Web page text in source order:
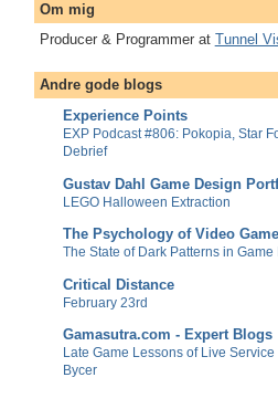
Om mig
Producer & Programmer at Tunnel
Andre gode blogs
Experience Points
EXP Podcast #806: Pokopia, Star
Debrief
Gustav Dahl Game Design
LEGO Halloween Extraction
The Psychology of Video
The State of Dark Patterns in
Critical Distance
February 23rd
Gamasutra.com - Expert Blogs
Late Game Lessons of Live
Bycer